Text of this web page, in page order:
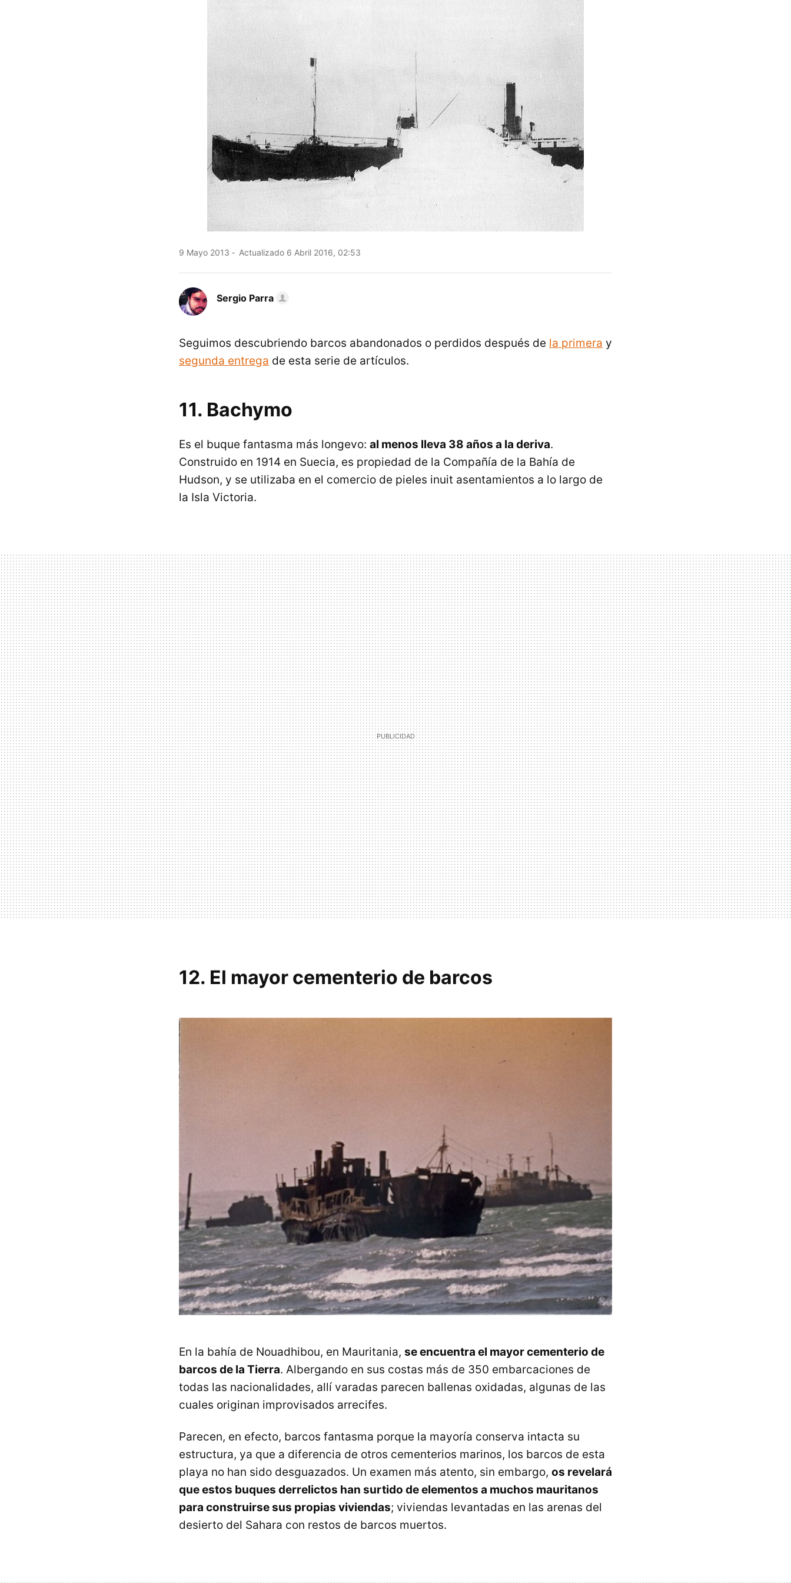
9 Mayo 2013 Actualizado 6 Abril 2016, 02:53
Sergio Parra
Seguimos descubriendo barcos abandonados o perdidos después de la primera y
segunda entrega de esta serie de artículos.
11. Bachymo
Es el buque fantasma más longevo: al menos lleva 38 años a la deriva.
Construido en 1914 en Suecia, es propiedad de la Compañía de la Bahía de
Hudson, y se utilizaba en el comercio de pieles inuit asentamientos a lo largo de
la Isla Victoria.
12. El mayor cementerio de barcos
En la bahía de Nouadhibou, en Mauritania, se encuentra el mayor cementerio de
barcos de la Tierra. Albergando en sus costas más de 350 embarcaciones de
todas las nacionalidades, allí varadas parecen ballenas oxidadas, algunas de las
cuales originan improvisados arrecifes.
Parecen, en efecto, barcos fantasma porque la mayoría conserva intacta su
estructura, ya que a diferencia de otros cementerios marinos, los barcos de esta
playa no han sido desguazados. Un examen más atento, sin embargo, os revelará
que estos buques derrelictos han surtido de elementos a muchos mauritanos
para construirse sus propias viviendas; viviendas levantadas en las arenas del
desierto del Sahara con restos de barcos muertos.